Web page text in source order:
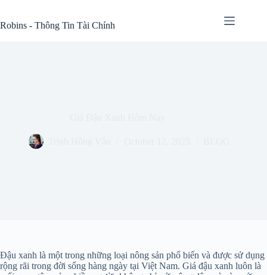
content
Robins - Thông Tin Tài Chính
Đậu xanh là một trong những loại nông sản phổ biến và được sử dụng
rộng rãi trong đời sống hàng ngày tại Việt Nam. Giá đậu xanh luôn là